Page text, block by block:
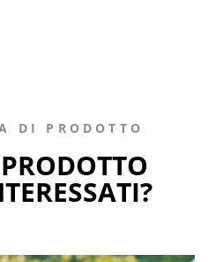
DI PRODOTTO